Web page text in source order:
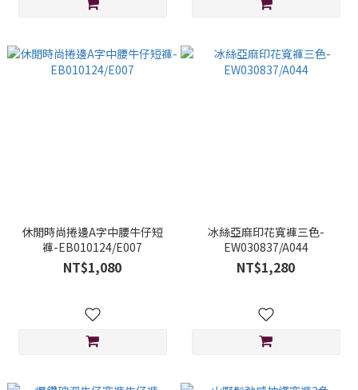
休閒時尚捲邊A字中腰牛仔短
褲-EB010124/E007
NT$1,080
冰絲亞麻印花寬褲三色-
EW030837/A044
NT$1,280